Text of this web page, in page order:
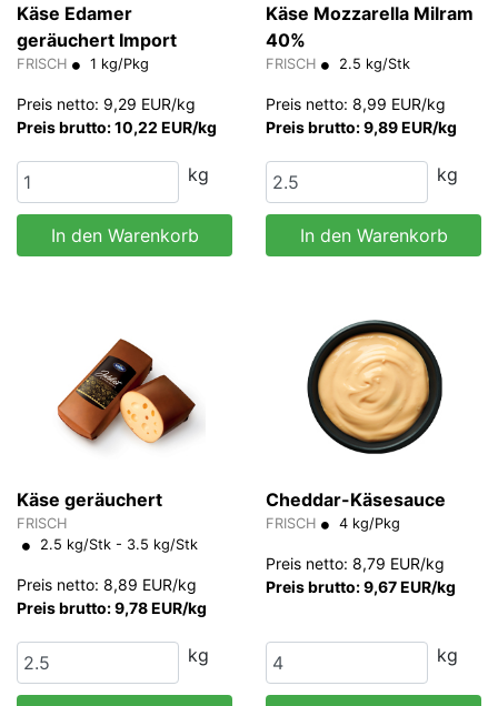
Käse Edamer
geräuchert Import
FRISCH 1 kg/Pkg
Preis netto: 9,29 EUR/kg
Preis brutto: 10,22 EUR/kg
kg
In den Warenkorb
Käse Mozzarella Milram
40%
FRISCH 2.5 kg/Stk
Preis netto: 8,99 EUR/kg
Preis brutto: 9,89 EUR/kg
kg
In den Warenkorb
Käse geräuchert
FRISCH
2.5 kg/Stk - 3.5 kg/Stk
Preis netto: 8,89 EUR/kg
Preis brutto: 9,78 EUR/kg
kg
Cheddar-Käsesauce
FRISCH 4 kg/Pkg
Preis netto: 8,79 EUR/kg
Preis brutto: 9,67 EUR/kg
kg